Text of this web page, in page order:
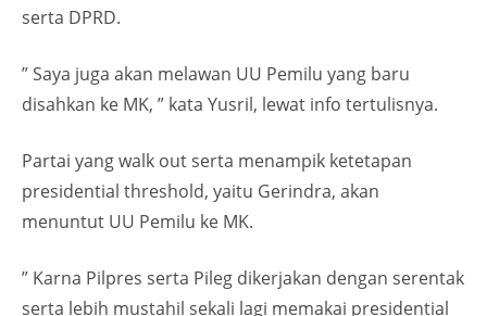
serta DPRD.
” Saya juga akan melawan UU Pemilu yang baru
disahkan ke MK, ” kata Yusril, lewat info tertulisnya.
Partai yang walk out serta menampik ketetapan
presidential threshold, yaitu Gerindra, akan
menuntut UU Pemilu ke MK.
” Karna Pilpres serta Pileg dikerjakan dengan serentak
serta lebih mustahil sekali lagi memakai presidential